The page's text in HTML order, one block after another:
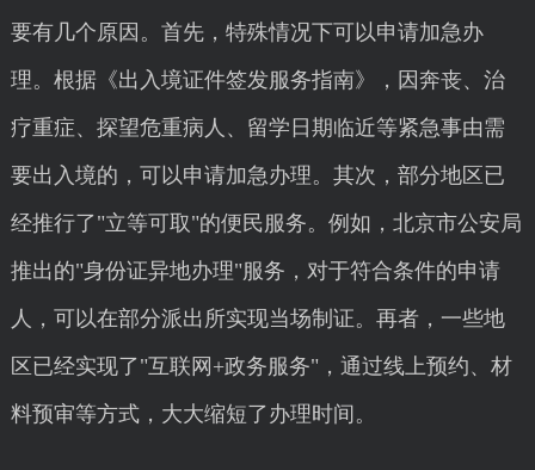
要有几个原因。首先，特殊情况下可以申请加急办
理。根据《出入境证件签发服务指南》，因奔丧、治
疗重症、探望危重病人、留学日期临近等紧急事由需
要出入境的，可以申请加急办理。其次，部分地区已
经推行了"立等可取"的便民服务。例如，北京市公安局
推出的"身份证异地办理"服务，对于符合条件的申请
人，可以在部分派出所实现当场制证。再者，一些地
区已经实现了"互联网+政务服务"，通过线上预约、材
料预审等方式，大大缩短了办理时间。